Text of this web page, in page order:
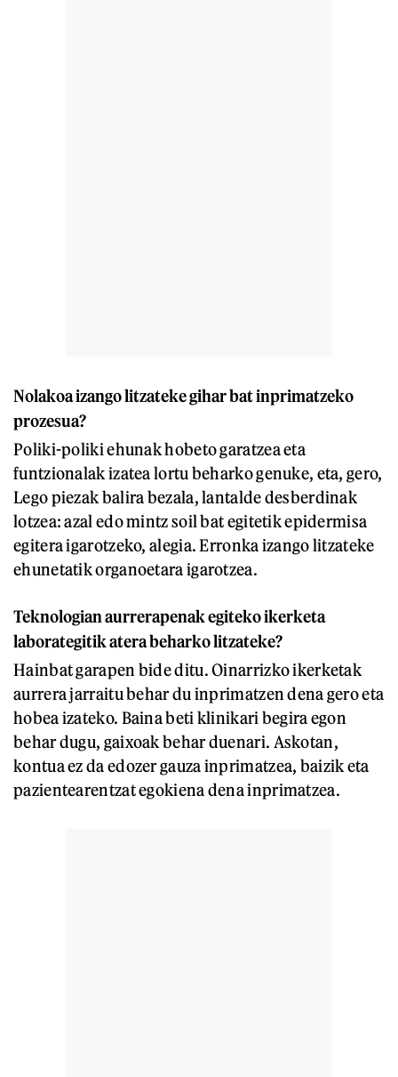
Nolakoa izango litzateke gihar bat inprimatzeko
prozesua?
Poliki-poliki ehunak hobeto garatzea eta
funtzionalak izatea lortu beharko genuke, eta, gero,
Lego piezak balira bezala, lantalde desberdinak
lotzea: azal edo mintz soil bat egitetik epidermisa
egitera igarotzeko, alegia. Erronka izango litzateke
ehunetatik organoetara igarotzea.
Teknologian aurrerapenak egiteko ikerketa
laborategitik atera beharko litzateke?
Hainbat garapen bide ditu. Oinarrizko ikerketak
aurrera jarraitu behar du inprimatzen dena gero eta
hobea izateko. Baina beti klinikari begira egon
behar dugu, gaixoak behar duenari. Askotan,
kontua ez da edozer gauza inprimatzea, baizik eta
pazientearentzat egokiena dena inprimatzea.